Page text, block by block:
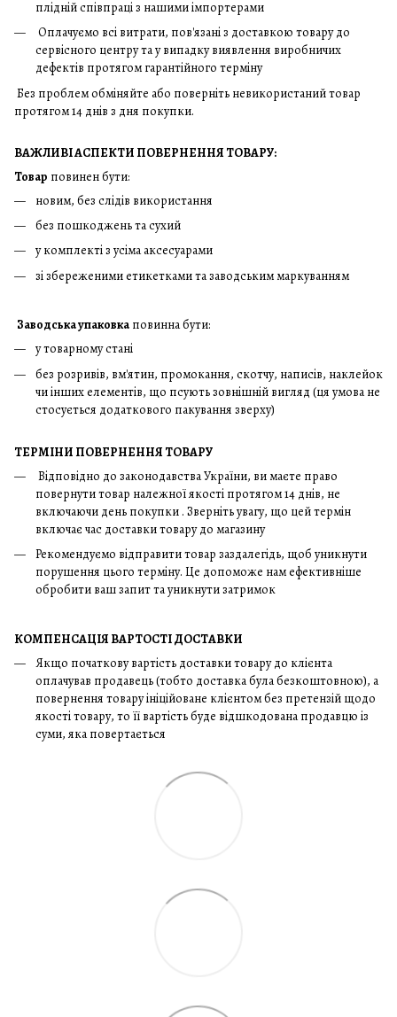
плідній співпраці з нашими імпортерами
Оплачуємо всі витрати, пов'язані з доставкою товару до
сервісного центру та у випадку виявлення виробничих
дефектів протягом гарантійного терміну
Без проблем обміняйте або поверніть невикористаний товар
протягом 14 днів з дня покупки.
ВАЖЛИВІ АСПЕКТИ ПОВЕРНЕННЯ ТОВАРУ:
Товар повинен бути:
новим, без слідів використання
без пошкоджень та сухий
у комплекті з усіма аксесуарами
зі збереженими етикетками та заводським маркуванням
Заводська упаковка повинна бути:
у товарному стані
без розривів, вм'ятин, промокання, скотчу, написів, наклейок
чи інших елементів, що псують зовнішній вигляд (ця умова не
стосується додаткового пакування зверху)
ТЕРМІНИ ПОВЕРНЕННЯ ТОВАРУ
Відповідно до законодавства України, ви маєте право
повернути товар належної якості протягом 14 днів, не
включаючи день покупки . Зверніть увагу, що цей термін
включає час доставки товару до магазину
Рекомендуємо відправити товар заздалегідь, щоб уникнути
порушення цього терміну. Це допоможе нам ефективніше
обробити ваш запит та уникнути затримок
КОМПЕНСАЦІЯ ВАРТОСТІ ДОСТАВКИ
Якщо початкову вартість доставки товару до клієнта
оплачував продавець (тобто доставка була безкоштовною), а
повернення товару ініційоване клієнтом без претензій щодо
якості товару, то її вартість буде відшкодована продавцю із
суми, яка повертається